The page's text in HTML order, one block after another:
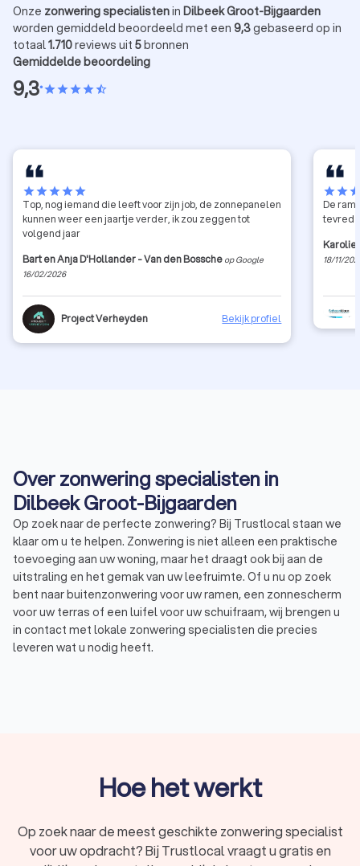
Onze zonwering specialistenin Dilbeek Groot-Bijgaarden
worden gemiddeld beoordeeld met een 9,3gebaseerd op in
totaal1.710reviews uit 5bronnen
Gemiddelde beoordeling
9,3•starstarstarstarstar_half
starstarstarstarstar
Top, nog iemand die leeft voor zijn job, de zonnepanelen
kunnen weer een jaartje verder, ik zou zeggen tot
volgend jaar
Bart en Anja D'Hollander - Van den Bossche op Google
16/02/2026
Project Verheyden Bekijk profiel
starstar
De
18/11/
Over zonwering specialisten in
Dilbeek Groot-Bijgaarden
Op zoek naar de perfecte zonwering? Bij Trustlocal staan we
klaar om u te helpen. Zonwering is niet alleen een praktische
toevoeging aan uw woning, maar het draagt ook bij aan de
uitstraling en het gemak van uw leefruimte. Of u nu op zoek
bent naar buitenzonwering voor uw ramen, een zonnescherm
voor uw terras of een luifel voor uw schuifraam, wij brengen u
in contact met lokale zonwering specialisten die precies
leveren wat u nodig heeft.
schadelijke UV-stralen met zonwering. Trustlocal begrijpt dat
de keuze voor de juiste zonwering een belangrijke beslissing
oplossing voor uw specifieke behoeften.
Hoe het werkt
Op zoek naar de meest geschikte zonwering specialist
voor uw opdracht? Bij Trustlocal vraagt u gratis en